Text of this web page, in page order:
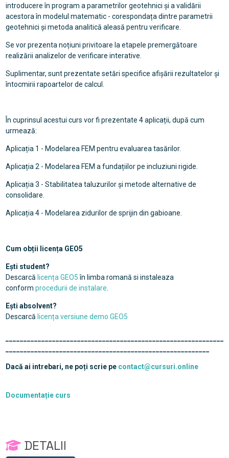
introducere în program a parametrilor geotehnici și a validării
acestora în modelul matematic - corespondața dintre parametrii
geotehnici și metoda analitică aleasă pentru verificare.
Se vor prezenta noțiuni privitoare la etapele premergătoare
realizării analizelor de verificare interative.
Suplimentar, sunt prezentate setări specifice afișării rezultatelor și
întocmirii rapoartelor de calcul.
În cuprinsul acestui curs vor fi prezentate 4 aplicații, după cum
urmează:
Aplicația 1 - Modelarea FEM pentru evaluarea tasărilor.
Aplicația 2 - Modelarea FEM a fundațiilor pe incluziuni rigide.
Aplicația 3 - Stabilitatea taluzurilor și metode alternative de
consolidare.
Aplicația 4 - Modelarea zidurilor de sprijin din gabioane.
Cum obții licența GEO5
Ești student?
Descarcă licența GEO5în limba romană si instaleaza
conform procedurii de instalare
Ești absolvent?
Descarcă licența versiune demo GEO5
Dacă ai intrebari, ne poți scrie pe contact@cursuri.online
Documentație curs
DETALII